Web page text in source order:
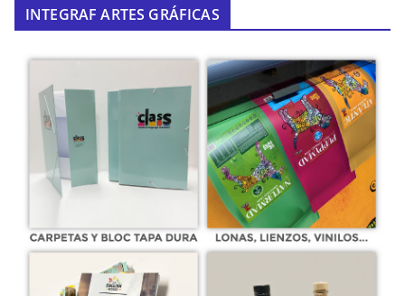
INTEGRAF ARTES GRÁFICAS